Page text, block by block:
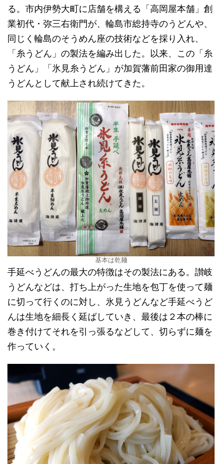
る。市内伊勢大町に店舗を構える「高岡屋本舗」創
業初代・弥三右衛門が、輪島市総持寺のうどんや、
同じく輪島のそうめん座の技術などを採り入れ、
「糸うどん」の製法を編み出した。以来、この「糸
うどん」「氷見糸うどん」が加賀藩前田家の御用達
うどんとして献上され続けてきた。
基本は乾麺
手延べうどんの最大の特徴はその製法にある。讃岐
うどんなどは、打ち上がった生地を包丁を使って麺
に切って行くのに対し、氷見うどんなど手延べうど
んは生地を細長く延ばしていき、最後は２本の棒に
巻き付けてそれを引っ張るなどして、切らずに麺を
作っていく。